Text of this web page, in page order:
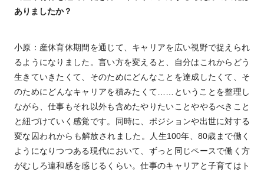
ありましたか？
小原：産休育休期間を通じて、キャリアを広い視野で捉えられ
るようになりました。言い方を変えると、自分はこれからどう
生きていきたくて、そのためにどんなことを達成したくて、そ
のためにどんなキャリアを積みたくて……ということを整理し
ながら、仕事もそれ以外も含めたやりたいことややるべきこと
と紐づけていく感覚です。同時に、ポジションや出世に対する
変な囚われからも解放されました。人生100年、80歳まで働く
ようになりつつある現代において、ずっと同じペースで働く方
がむしろ違和感を感じるくらい。仕事のキャリアと子育てはト